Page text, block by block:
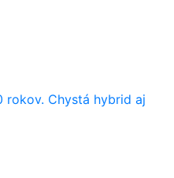
rokov. Chystá hybrid aj